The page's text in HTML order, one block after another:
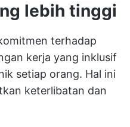
lebih tinggi
terhadap
kerja yang inklusif
setiap orang. Hal ini
keterlibatan dan